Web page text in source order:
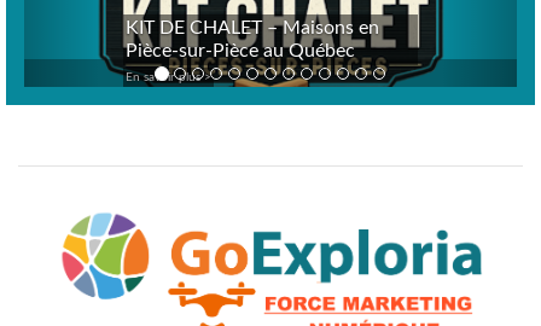
KIT DE CHALET – Maisons en
Pièce-sur-Pièce au Québec
En savoir plus >